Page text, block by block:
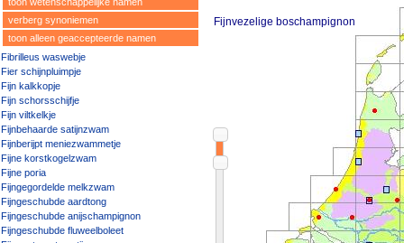
verberg synoniemen
toon alleen geaccepteerde namen
Fibrilleus waswebje
Fier schijnpluimpje
Fijn kalkkopje
Fijn schorsschijfje
Fijn viltkelkje
Fijnbehaarde satijnzwam
Fijnberijpt meniezwammetje
Fijne korstkogelzwam
Fijne poria
Fijngegordelde melkzwam
Fijngeschubde aardtong
Fijngeschubde anijschampignon
Fijngeschubde fluweelboleet
Fijnvezelige boschampignon